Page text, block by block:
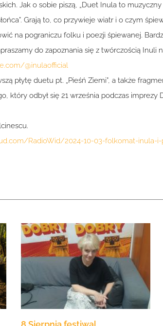
Jak o sobie piszą, „Duet Inula to muzyczny
Grają to, co przywieje wiatr i o czym
na pograniczu folku i poezji śpiewanej.
do zapoznania się z twórczością Inuli
@inulaofficial
płytę duetu pt. „Pieśń Ziemi”, a także
który odbył się 21 września podczas imprezy
RadioWid/2024-10-03-folkomat-inula-i-